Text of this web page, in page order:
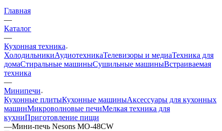
Главная
—
Каталог
—
Кухонная техника
ХолодильникиАудиотехникаТелевизоры и медиаТехника для
домаСтиральные машиныСушильные машиныВстраиваемая
техника
—
Минипечи
Кухонные плитыКухонные машиныАксессуары для кухонных
машинМикроволновые печиМелкая техника для
кухниПриготовление пищи
—Мини-печь Nesons МО-48CW